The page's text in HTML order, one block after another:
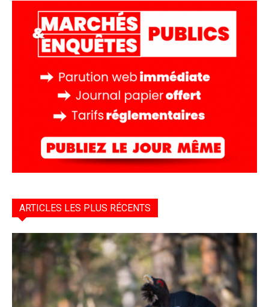
ARTICLES LES PLUS RÉCENTS